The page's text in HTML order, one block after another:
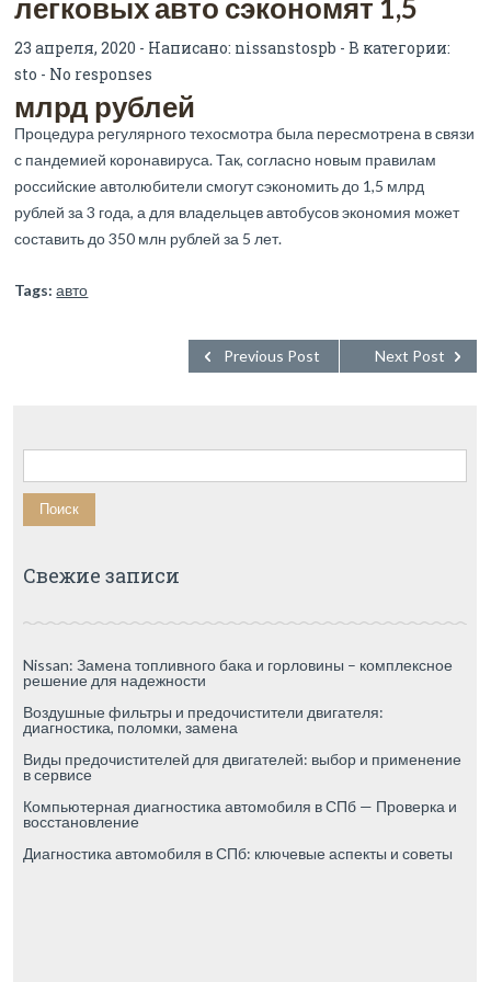
легковых авто сэкономят 1,5
млрд рублей
23 апреля, 2020 - Написано: nissanstospb - В категории:
sto - No responses
Процедура регулярного техосмотра была пересмотрена в связи
с пандемией коронавируса. Так, согласно новым правилам
российские автолюбители смогут сэкономить до 1,5 млрд
рублей за 3 года, а для владельцев автобусов экономия может
составить до 350 млн рублей за 5 лет.
Tags: авто
Next Post
Previous Post
Найти:
Свежие записи
Nissan: Замена топливного бака и горловины – комплексное
решение для надежности
Воздушные фильтры и предочистители двигателя:
диагностика, поломки, замена
Виды предочистителей для двигателей: выбор и применение
в сервисе
Компьютерная диагностика автомобиля в СПб — Проверка и
восстановление
Диагностика автомобиля в СПб: ключевые аспекты и советы